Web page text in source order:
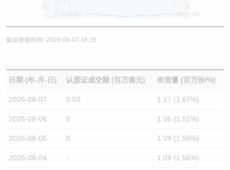
2026/06 2026/08
最后更新时间: 2026-08-07 16:35
日期 (年-月-日) 认股证成交额 (百万港元) 街货量 (百万份/%)
2026-08-07 0.03 1.17 (1.67%)
2026-08-06 0 1.06 (1.51%)
2026-08-05 0 1.09 (1.56%)
2026-08-04 - 1.09 (1.56%)